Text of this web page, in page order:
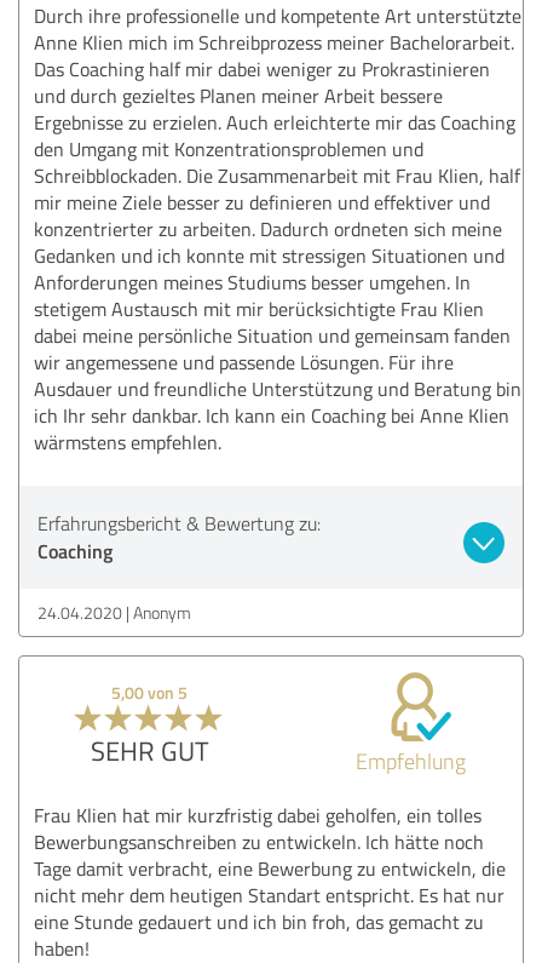
Durch ihre professionelle und kompetente Art unterstützte
Anne Klien mich im Schreibprozess meiner Bachelorarbeit.
Das Coaching half mir dabei weniger zu Prokrastinieren
und durch gezieltes Planen meiner Arbeit bessere
Ergebnisse zu erzielen. Auch erleichterte mir das Coaching
den Umgang mit Konzentrationsproblemen und
Schreibblockaden. Die Zusammenarbeit mit Frau Klien, half
mir meine Ziele besser zu definieren und effektiver und
konzentrierter zu arbeiten. Dadurch ordneten sich meine
Gedanken und ich konnte mit stressigen Situationen und
Anforderungen meines Studiums besser umgehen. In
stetigem Austausch mit mir berücksichtigte Frau Klien
dabei meine persönliche Situation und gemeinsam fanden
wir angemessene und passende Lösungen. Für ihre
Ausdauer und freundliche Unterstützung und Beratung bin
ich Ihr sehr dankbar. Ich kann ein Coaching bei Anne Klien
wärmstens empfehlen.
Erfahrungsbericht & Bewertung zu:
Coaching
24.04.2020 Anonym
5,00 von 5
SEHR GUT Empfehlung
Frau Klien hat mir kurzfristig dabei geholfen, ein tolles
Bewerbungsanschreiben zu entwickeln. Ich hätte noch
Tage damit verbracht, eine Bewerbung zu entwickeln, die
nicht mehr dem heutigen Standart entspricht. Es hat nur
eine Stunde gedauert und ich bin froh, das gemacht zu
haben!